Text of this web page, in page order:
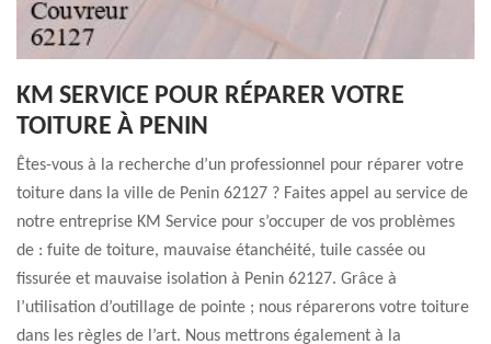
KM SERVICE POUR RÉPARER VOTRE
TOITURE À PENIN
Êtes-vous à la recherche d’un professionnel pour réparer votre
toiture dans la ville de Penin 62127 ? Faites appel au service de
notre entreprise KM Service pour s’occuper de vos problèmes
de : fuite de toiture, mauvaise étanchéité, tuile cassée ou
fissurée et mauvaise isolation à Penin 62127. Grâce à
l’utilisation d’outillage de pointe ; nous réparerons votre toiture
dans les règles de l’art. Nous mettrons également à la